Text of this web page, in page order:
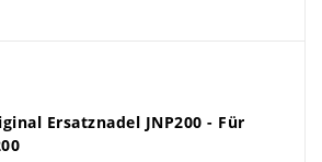
Ersatznadel JNP200 - Für